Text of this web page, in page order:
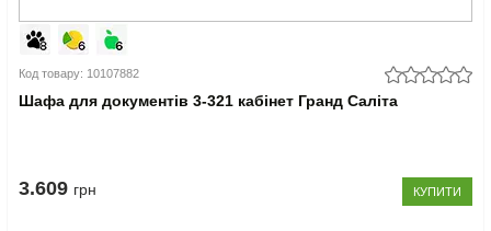
Код товару: 10107882
Шафа для документів 3-321 кабінет Гранд Саліта
3.609 грн КУПИТИ